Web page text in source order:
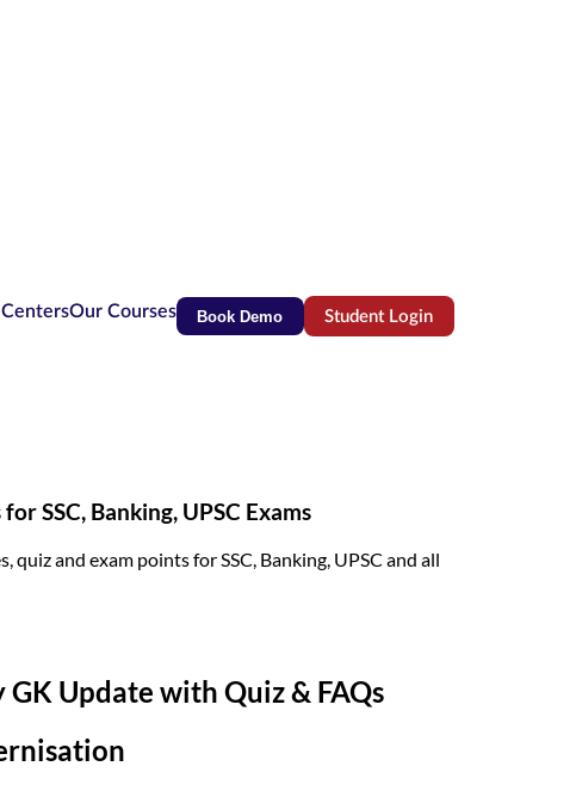
Our Courses Book Demo Student Login(opens in new tab)
SSC, Banking, UPSC Exams
and exam points for SSC, Banking, UPSC and all
Update with Quiz & FAQs